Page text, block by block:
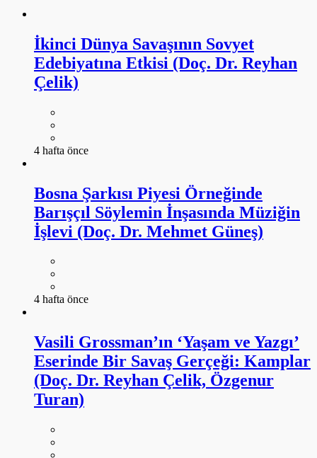
İkinci Dünya Savaşının Sovyet
Edebiyatına Etkisi (Doç. Dr. Reyhan
Çelik)
4 hafta önce
Bosna Şarkısı Piyesi Örneğinde
Barışçıl Söylemin İnşasında Müziğin
İşlevi (Doç. Dr. Mehmet Güneş)
4 hafta önce
Vasili Grossman’ın ‘Yaşam ve Yazgı’
Eserinde Bir Savaş Gerçeği: Kamplar
(Doç. Dr. Reyhan Çelik, Özgenur
Turan)